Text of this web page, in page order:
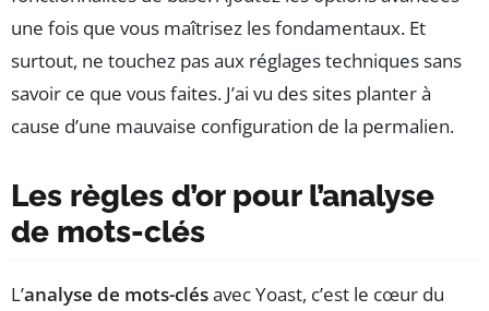
une fois que vous maîtrisez les fondamentaux. Et
surtout, ne touchez pas aux réglages techniques sans
savoir ce que vous faites. J’ai vu des sites planter à
cause d’une mauvaise configuration de la permalien.
Les règles d’or pour l’analyse
de mots-clés
L’analyse de mots-clésavec Yoast, c’est le cœur du